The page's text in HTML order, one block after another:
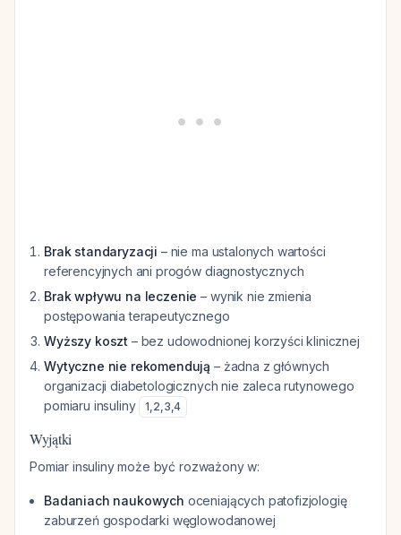
Brak standaryzacji – nie ma ustalonych wartości
referencyjnych ani progów diagnostycznych
Brak wpływu na leczenie – wynik nie zmienia
postępowania terapeutycznego
Wyższy koszt – bez udowodnionej korzyści klinicznej
Wytyczne nie rekomendują – żadna z głównych
organizacji diabetologicznych nie zaleca rutynowego
pomiaru insuliny
1,2,3,4
Wyjątki
Pomiar insuliny może być rozważony w:
Badaniach naukowych oceniających patofizjologię
zaburzeń gospodarki węglowodanowej